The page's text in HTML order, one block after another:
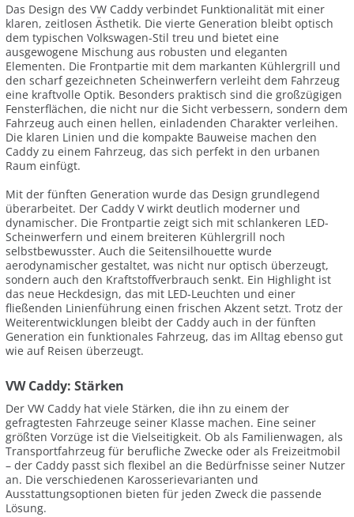
Das Design des VW Caddy verbindet Funktionalität mit einer
klaren, zeitlosen Ästhetik. Die vierte Generation bleibt optisch
dem typischen Volkswagen-Stil treu und bietet eine
ausgewogene Mischung aus robusten und eleganten
Elementen. Die Frontpartie mit dem markanten Kühlergrill und
den scharf gezeichneten Scheinwerfern verleiht dem Fahrzeug
eine kraftvolle Optik. Besonders praktisch sind die großzügigen
Fensterflächen, die nicht nur die Sicht verbessern, sondern dem
Fahrzeug auch einen hellen, einladenden Charakter verleihen.
Die klaren Linien und die kompakte Bauweise machen den
Caddy zu einem Fahrzeug, das sich perfekt in den urbanen
Raum einfügt.
Mit der fünften Generation wurde das Design grundlegend
überarbeitet. Der Caddy V wirkt deutlich moderner und
dynamischer. Die Frontpartie zeigt sich mit schlankeren LED-
Scheinwerfern und einem breiteren Kühlergrill noch
selbstbewusster. Auch die Seitensilhouette wurde
aerodynamischer gestaltet, was nicht nur optisch überzeugt,
sondern auch den Kraftstoffverbrauch senkt. Ein Highlight ist
das neue Heckdesign, das mit LED-Leuchten und einer
fließenden Linienführung einen frischen Akzent setzt. Trotz der
Weiterentwicklungen bleibt der Caddy auch in der fünften
Generation ein funktionales Fahrzeug, das im Alltag ebenso gut
wie auf Reisen überzeugt.
VW Caddy: Stärken
Der VW Caddy hat viele Stärken, die ihn zu einem der
gefragtesten Fahrzeuge seiner Klasse machen. Eine seiner
größten Vorzüge ist die Vielseitigkeit. Ob als Familienwagen, als
Transportfahrzeug für berufliche Zwecke oder als Freizeitmobil
– der Caddy passt sich flexibel an die Bedürfnisse seiner Nutzer
an. Die verschiedenen Karosserievarianten und
Ausstattungsoptionen bieten für jeden Zweck die passende
Lösung.